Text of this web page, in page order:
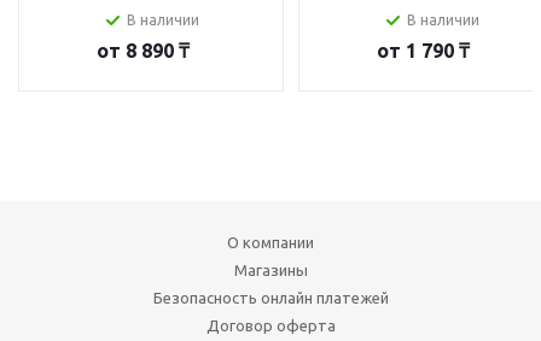
В наличии
от 8 890 ₸
В наличии
от 1 790 ₸
О компании
Магазины
Безопасность онлайн платежей
Договор оферта